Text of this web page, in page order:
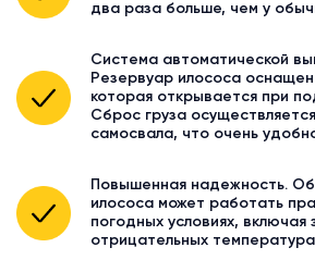
два раза больше, чем у
Система автоматической
Резервуар илососа
которая открывается при
Сброс груза
самосвала, что очень
Повышенная надежность.
илососа может работать
погодных условиях, включая
отрицательных